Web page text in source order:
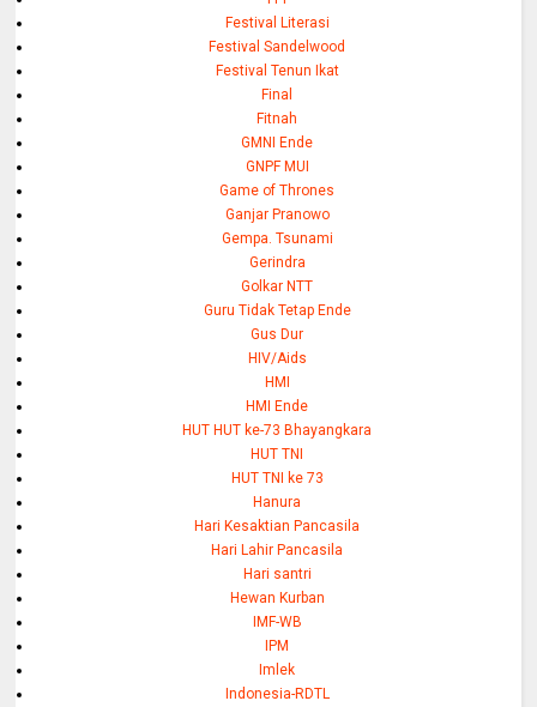
Festival Literasi
Festival Sandelwood
Festival Tenun Ikat
Final
Fitnah
GMNI Ende
GNPF MUI
Game of Thrones
Ganjar Pranowo
Gempa. Tsunami
Gerindra
Golkar NTT
Guru Tidak Tetap Ende
Gus Dur
HIV/Aids
HMI
HMI Ende
HUT HUT ke-73 Bhayangkara
HUT TNI
HUT TNI ke 73
Hanura
Hari Kesaktian Pancasila
Hari Lahir Pancasila
Hari santri
Hewan Kurban
IMF-WB
IPM
Imlek
Indonesia-RDTL